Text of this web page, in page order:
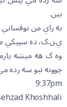
بين.
ي.ن.ک، ده سپيکي
وه ک هه ميشه
چوونه نيو سه رده
9:37pm
Khoshhali